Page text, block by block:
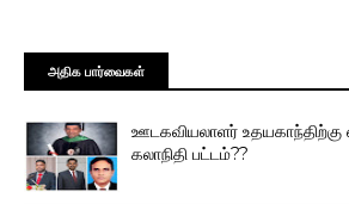
அதிக பார்வைகள்
ஊடகவியலாளர்
கலாநிதி பட்டம்??